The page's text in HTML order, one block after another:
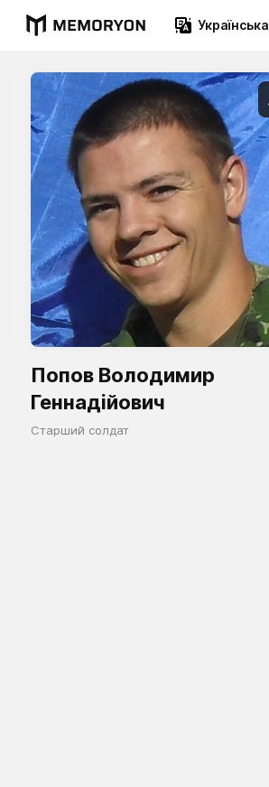
Українська
Попов Володимир
Геннадійович
Старший солдат